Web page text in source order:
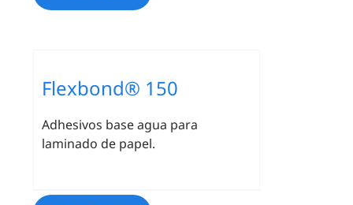
Flexbond® 150
Adhesivos base agua para
laminado de papel.